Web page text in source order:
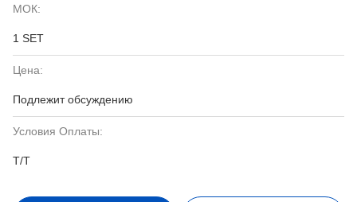
МОК:
1 SET
Цена:
Подлежит обсуждению
Условия Оплаты:
T/T